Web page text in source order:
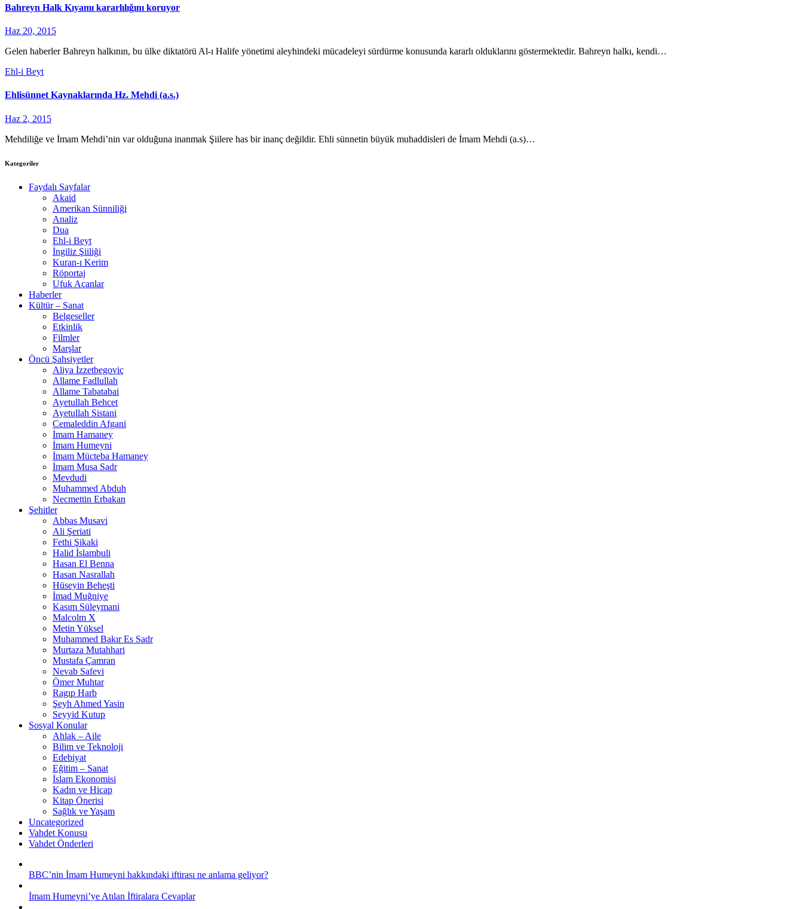
Bahreyn Halk Kıyamı kararlılığını koruyor
Haz 20, 2015
Gelen haberler Bahreyn halkının, bu ülke diktatörü Al-ı Halife yönetimi aleyhindeki mücadeleyi sürdürme konusunda kararlı olduklarını göstermektedir. Bahreyn halkı, kendi…
Ehl-i Beyt
Ehlisünnet Kaynaklarında Hz. Mehdi (a.s.)
Haz 2, 2015
Mehdiliğe ve İmam Mehdi’nin var olduğuna inanmak Şiilere has bir inanç değildir. Ehli sünnetin büyük muhaddisleri de İmam Mehdi (a.s)…
Kategoriler
Faydalı Sayfalar
Akaid
Amerikan Sünniliği
Analiz
Dua
Ehl-i Beyt
İngiliz Şiiliği
Kuran-ı Kerim
Röportaj
Ufuk Açanlar
Haberler
Kültür – Sanat
Belgeseller
Etkinlik
Filmler
Marşlar
Öncü Şahsiyetler
Aliya İzzetbegoviç
Allame Fadlullah
Allame Tabatabai
Ayetullah Behcet
Ayetullah Sistani
Cemaleddin Afgani
İmam Hamaney
İmam Humeyni
İmam Mücteba Hamaney
İmam Musa Sadr
Mevdudi
Muhammed Abduh
Necmettin Erbakan
Şehitler
Abbas Musavi
Ali Şeriati
Fethi Şikaki
Halid İslambuli
Hasan El Benna
Hasan Nasrallah
Hüseyin Beheşti
İmad Muğniye
Kasım Süleymani
Malcolm X
Metin Yüksel
Muhammed Bakır Es Sadr
Murtaza Mutahhari
Mustafa Çamran
Nevab Safevi
Ömer Muhtar
Ragıp Harb
Şeyh Ahmed Yasin
Seyyid Kutup
Sosyal Konular
Ahlak – Aile
Bilim ve Teknoloji
Edebiyat
Eğitim – Sanat
İslam Ekonomisi
Kadın ve Hicap
Kitap Önerisi
Sağlık ve Yaşam
Uncategorized
Vahdet Konusu
Vahdet Önderleri
BBC’nin İmam Humeyni hakkındaki iftirası ne anlama geliyor?
İmam Humeyni’ye Atılan İftiralara Cevaplar